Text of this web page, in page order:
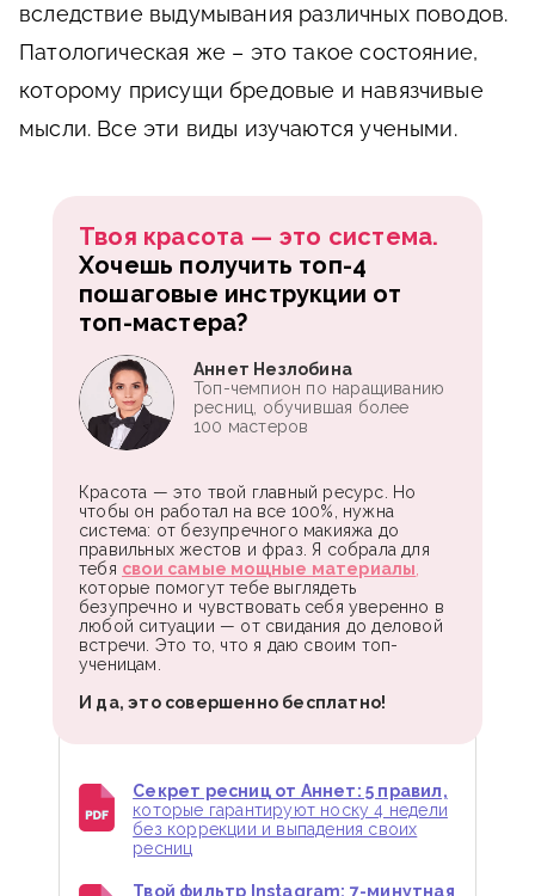
вследствие выдумывания различных поводов.
Патологическая же – это такое состояние,
которому присущи бредовые и навязчивые
мысли. Все эти виды изучаются учеными.
Твоя красота — это система.
Хочешь получить топ-4
пошаговые инструкции от
топ-мастера?
Красота — это твой главный ресурс. Но
чтобы он работал на все 100%, нужна
система: от безупречного макияжа до
правильных жестов и фраз. Я собрала для
тебя свои самые мощные материалы,
которые помогут тебе выглядеть
безупречно и чувствовать себя уверенно в
любой ситуации — от свидания до деловой
встречи. Это то, что я даю своим топ-
ученицам.
И да, это совершенно бесплатно!
Аннет Незлобина
Топ-чемпион по наращиванию
ресниц, обучившая более
100 мастеров
Секрет ресниц от Аннет: 5 правил,
которые гарантируют носку 4 недели
без коррекции и выпадения своих
ресниц
Твой фильтр Instagram: 7-минутная